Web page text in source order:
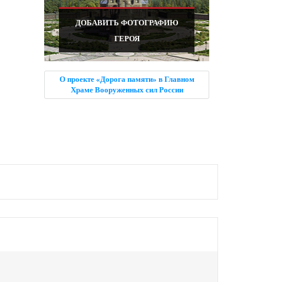
ДОБАВИТЬ ФОТОГРАФИЮ
ГЕРОЯ
О проекте «Дорога памяти» в Главном
Храме Вооруженных сил России